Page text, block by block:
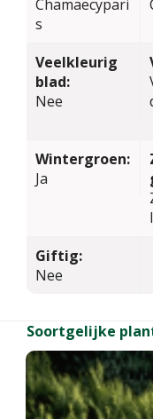
Chamaecypari
s
Veelkleurig
blad:
Nee
Wintergroen:
Ja
Giftig:
Nee
Soortgelijke